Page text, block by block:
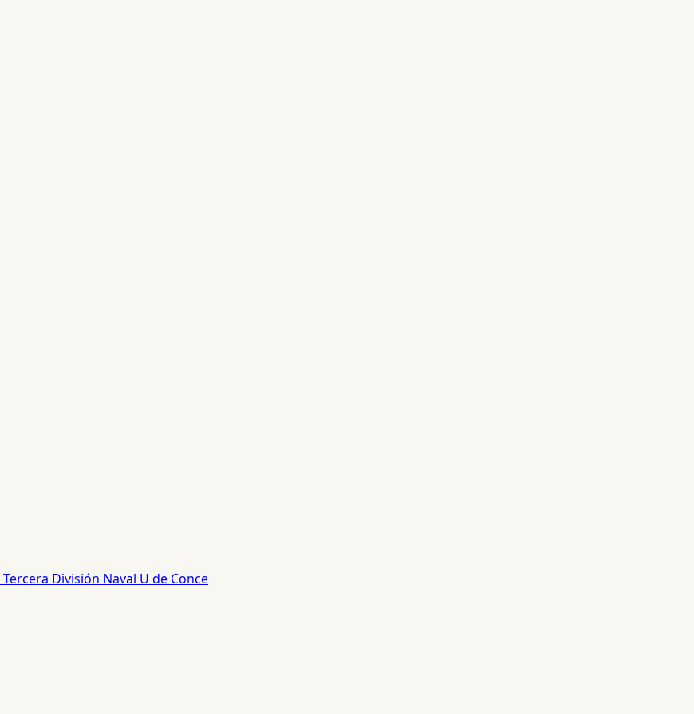
Tercera División Naval U de Conce